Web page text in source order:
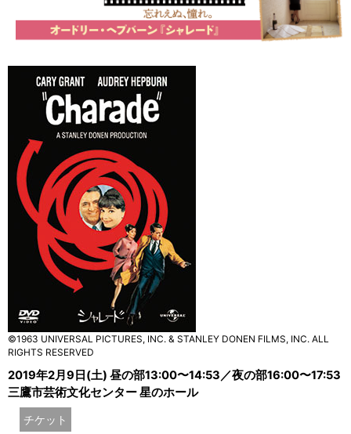
©1963 UNIVERSAL PICTURES, INC. & STANLEY DONEN FILMS, INC. ALL
RIGHTS RESERVED
2019年2月9日(土) 昼の部13:00〜14:53／夜の部16:00〜17:53
三鷹市芸術文化センター 星のホール
チケット